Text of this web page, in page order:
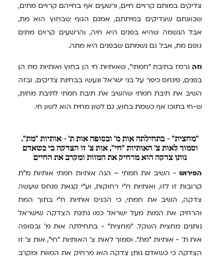
צדיקים במותם קרויים חיים, ורשעים אף בחייהם קרויים מתים,
שכוונתם שצדיקים במיתתם, אמנם הגוף שבחוץ הוא מת,
אבל הנשמה שהיא בפנים היא חיה, והרשעים קרוים מתים
גופם מת, אבל גם נשמתם שבפנים היא מתה.
וזה נרמז בתיבת "חמתי", שאותיות חי הן בחוץ ואותיות מת הן
בפנים, פינחס כיפר על בני ישראל ונעשו בבחינת צדיקים, ובזה
השיב את תיבת חמתי שהשיב את תיבת חמתי לתיבת מחית,
ש-חי בתוכו אף כשמת בחוץ, גם לשון מחית הוא לשון חי.
"מחצית" - בתחילתה אות מ' ובסופה אות ת' - אותיות "מת".
וסמוך לאות צ' האותיות "חי", אות צ' זו הצדקה כי כשאדם
נותן צדקה הוא מרחיק את המוות ומקרב את החיים
הפירוש - השיב את חמתי – הנה אותיות חמתי אותיות מ"ת
קרובות זו לזו, ואותיות ח"י רחוקות, וע"י קנאת פנחס שעשה
צדקה, השיב את חמתי, כי הכניס אותיות ח"י בתוך המת
והרחיק את המות מעל ישראל כמו נתינת הצדקה שישראל
נותנים מחצית השקל. "מחצית" - בתחילתה אות מ' ובסופה
אות ת' - אותיות "מת". וסמוך לאות צ' האותיות "חי", אות צ' זו
הצדקה כי כשאדם נותן צדקה הוא מרחיק את המוות ומקרב